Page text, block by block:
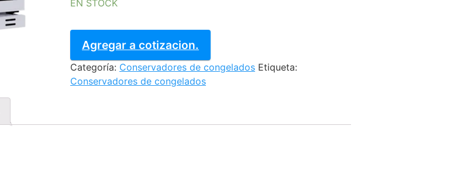
EN STOCK
vertical
Estatico
CVC03
Agregar a cotizacion.
Categoría: Conservadores de congelados Etiqueta:
Conservadores de congelados